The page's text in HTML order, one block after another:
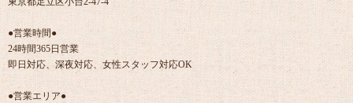
●営業時間●
24時間365日営業
即日対応、深夜対応、女性スタッフ対応OK
●営業エリア●